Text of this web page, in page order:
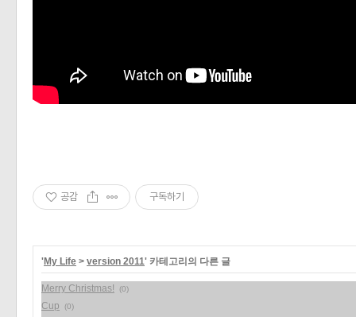
공감 구독하기
'My Life > version 2011' 카테고리의 다른 글
Merry Christmas! (0)
Cup (0)